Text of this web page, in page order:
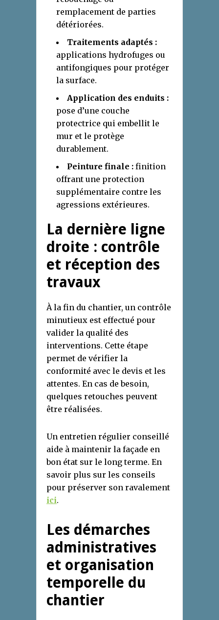
remplacement de parties
détériorées.
Traitements adaptés :
applications hydrofuges ou
antifongiques pour protéger
la surface.
Application des enduits :
pose d’une couche
protectrice qui embellit le
mur et le protège
durablement.
Peinture finale : finition
offrant une protection
supplémentaire contre les
agressions extérieures.
La dernière ligne
droite : contrôle
et réception des
travaux
À la fin du chantier, un contrôle
minutieux est effectué pour
valider la qualité des
interventions. Cette étape
permet de vérifier la
conformité avec le devis et les
attentes. En cas de besoin,
quelques retouches peuvent
être réalisées.
Un entretien régulier conseillé
aide à maintenir la façade en
bon état sur le long terme. En
savoir plus sur les conseils
pour préserver son ravalement
ici.
Les démarches
administratives
et organisation
temporelle du
chantier